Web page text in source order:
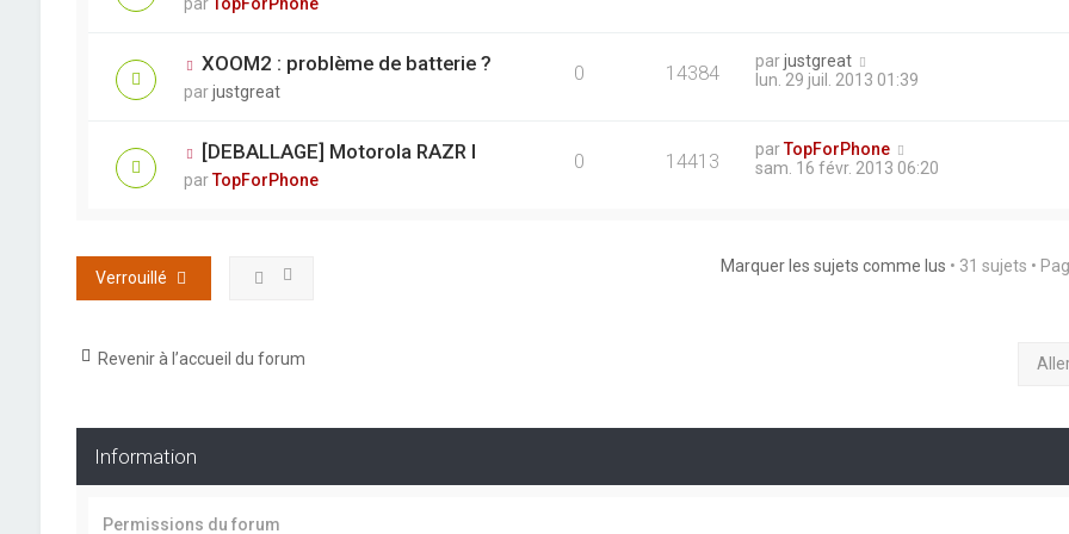
parTopForPhone
XOOM2 : problème de batterie ?
parjustgreat
0 14384 parjustgreat
lun. 29 juil. 2013 01:39
[DEBALLAGE] Motorola RAZR I
parTopForPhone
0 14413 parTopForPhone
sam. 16 févr. 2013 06:20
Verrouillé
Marquer les sujets comme lus • 31 sujets •
Revenir à l’accueil du forum
Information
Permissions du forum